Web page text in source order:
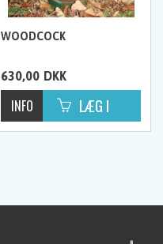
WOODCOCK
630,00 DKK